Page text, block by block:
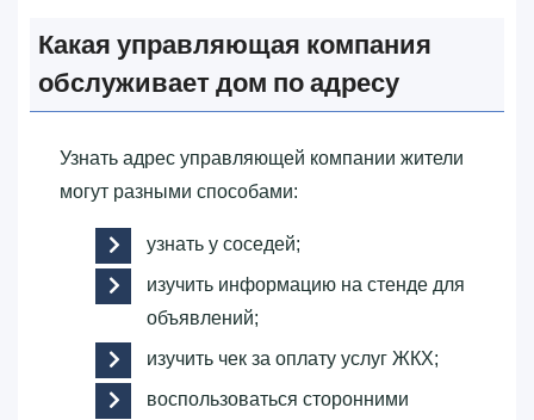
Какая управляющая компания
обслуживает дом по адресу
Узнать адрес управляющей компании жители
могут разными способами:
узнать у соседей;
изучить информацию на стенде для
объявлений;
изучить чек за оплату услуг ЖКХ;
воспользоваться сторонними